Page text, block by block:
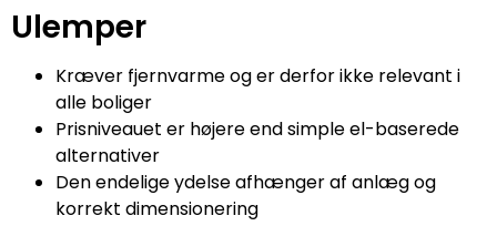
Ulemper
Kræver fjernvarme og er derfor ikke relevant i
alle boliger
Prisniveauet er højere end simple el-baserede
alternativer
Den endelige ydelse afhænger af anlæg og
korrekt dimensionering